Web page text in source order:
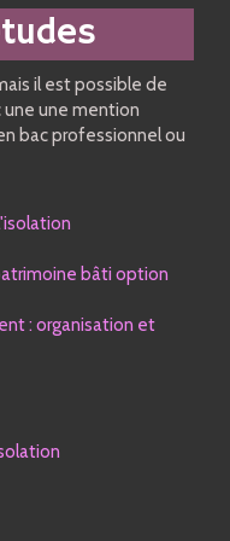
il est possible de
une une mention
bac professionnel ou
bâti option
: organisation et